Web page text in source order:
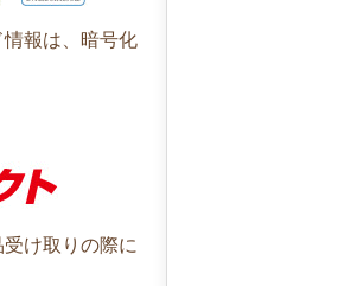
報は、暗号化
け取りの際に